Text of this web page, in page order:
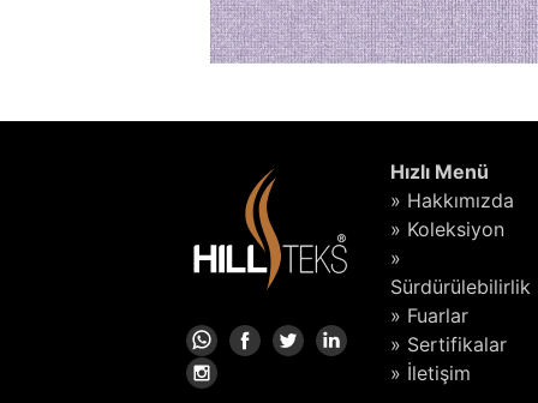
Hızlı Menü
» Hakkımızda
» Koleksiyon
»
Sürdürülebilirlik
» Fuarlar
» Sertifikalar
» İletişim